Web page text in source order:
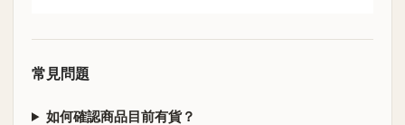
常見問題
如何確認商品目前有貨？